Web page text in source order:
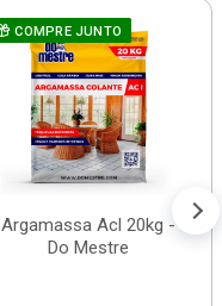
COMPRE JUNTO
Argamassa Acl 20kg -
Do Mestre